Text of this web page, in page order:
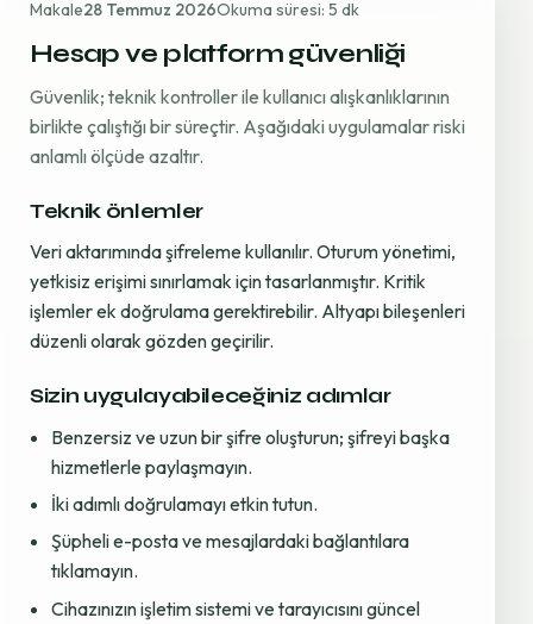
Makale28 Temmuz 2026Okuma süresi: 5 dk
Hesap ve platform güvenliği
Güvenlik; teknik kontroller ile kullanıcı alışkanlıklarının
birlikte çalıştığı bir süreçtir. Aşağıdaki uygulamalar riski
anlamlı ölçüde azaltır.
Teknik önlemler
Veri aktarımında şifreleme kullanılır. Oturum yönetimi,
yetkisiz erişimi sınırlamak için tasarlanmıştır. Kritik
işlemler ek doğrulama gerektirebilir. Altyapı bileşenleri
düzenli olarak gözden geçirilir.
Sizin uygulayabileceğiniz adımlar
Benzersiz ve uzun bir şifre oluşturun; şifreyi başka
hizmetlerle paylaşmayın.
İki adımlı doğrulamayı etkin tutun.
Şüpheli e-posta ve mesajlardaki bağlantılara
tıklamayın.
Cihazınızın işletim sistemi ve tarayıcısını güncel